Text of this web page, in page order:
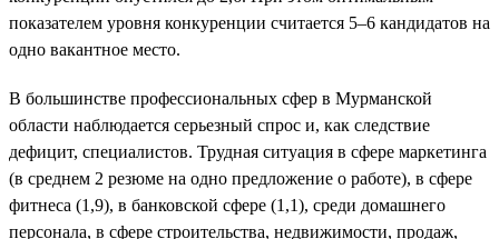
показателем уровня конкуренции считается 5–6 кандидатов на
одно вакантное место.
В большинстве профессиональных сфер в Мурманской
области наблюдается серьезный спрос и, как следствие
дефицит, специалистов. Трудная ситуация в сфере маркетинга
(в среднем 2 резюме на одно предложение о работе), в сфере
фитнеса (1,9), в банковской сфере (1,1), среди домашнего
персонала, в сфере строительства, недвижимости, продаж,